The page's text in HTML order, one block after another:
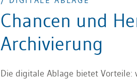
Chancen und
Archivierung
Die digitale Ablage bietet Vorteile: